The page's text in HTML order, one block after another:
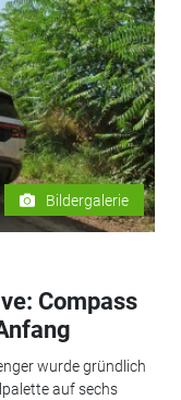
Bildergalerie
Compass
wurde gründlich
auf sechs